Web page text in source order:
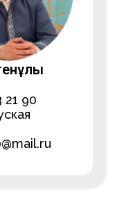
21 90